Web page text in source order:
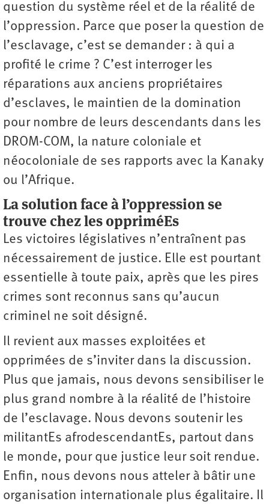
question du système réel et de la réalité de
l’oppression. Parce que poser la question de
l’esclavage, c’est se demander : à qui a
profité le crime ? C’est interroger les
réparations aux anciens propriétaires
d’esclaves, le maintien de la domination
pour nombre de leurs descendants dans les
DROM-COM, la nature coloniale et
néocoloniale de ses rapports avec la Kanaky
ou l’Afrique.
La solution face à l’oppression se
trouve chez les oppriméEs
Les victoires législatives n’entraînent pas
nécessairement de justice. Elle est pourtant
essentielle à toute paix, après que les pires
crimes sont reconnus sans qu’aucun
criminel ne soit désigné.
Il revient aux masses exploitées et
opprimées de s’inviter dans la discussion.
Plus que jamais, nous devons sensibiliser le
plus grand nombre à la réalité de l’histoire
de l’esclavage. Nous devons soutenir les
militantEs afrodescendantEs, partout dans
le monde, pour que justice leur soit rendue.
Enfin, nous devons nous atteler à bâtir une
organisation internationale plus égalitaire. Il